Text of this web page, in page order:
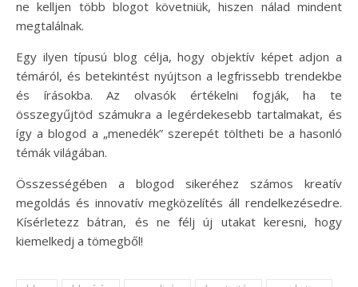
ne kelljen több blogot követniük, hiszen nálad mindent
megtalálnak.
Egy ilyen típusú blog célja, hogy objektív képet adjon a
témáról, és betekintést nyújtson a legfrissebb trendekbe
és írásokba. Az olvasók értékelni fogják, ha te
összegyűjtöd számukra a legérdekesebb tartalmakat, és
így a blogod a „menedék” szerepét töltheti be a hasonló
témák világában.
Összességében a blogod sikeréhez számos kreatív
megoldás és innovatív megközelítés áll rendelkezésedre.
Kísérletezz bátran, és ne félj új utakat keresni, hogy
kiemelkedj a tömegből!